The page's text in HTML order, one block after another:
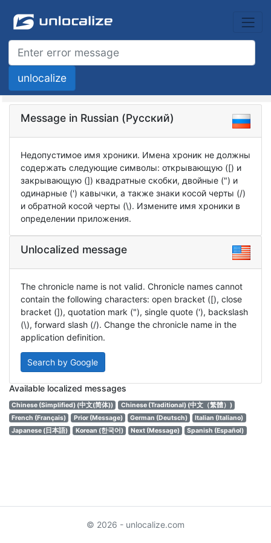
Message in Russian (Русский)
Недопустимое имя хроники. Имена хроник не должны
содержать следующие символы: открывающую ([) и
закрывающую (]) квадратные скобки, двойные (") и
одинарные (') кавычки, а также знаки косой черты (/)
и обратной косой черты (\). Измените имя хроники в
определении приложения.
Unlocalized message
The chronicle name is not valid. Chronicle names cannot
contain the following characters: open bracket ([), close
bracket (]), quotation mark ("), single quote ('), backslash
(\), forward slash (/). Change the chronicle name in the
application definition.
Search by Google
Available localized messages
Chinese (Simplified) (中文(简体))
Chinese (Traditional) (中文（繁體）)
French (Français)
Prior (Message) German (Deutsch)
Italian (Italiano)
Japanese (日本語)
Korean (한국어) Next (Message) Spanish (Español)
© 2026 - unlocalize.com